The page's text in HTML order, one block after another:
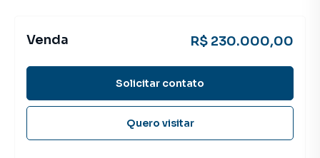
Venda R$ 230.000,00
Solicitar contato
Quero visitar